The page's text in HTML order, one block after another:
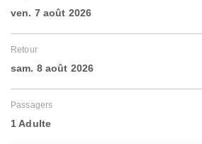
ven. 7 août 2026
Retour
sam. 8 août 2026
Passagers
1 Adulte